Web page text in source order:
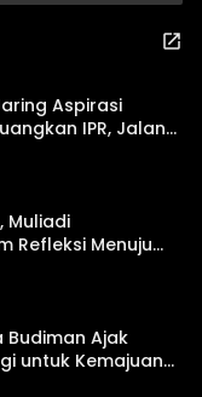
Aspirasi
IPR, Jalan
UMKM
Muliadi
Refleksi Menuju
Saing
Budiman Ajak
untuk Kemajuan